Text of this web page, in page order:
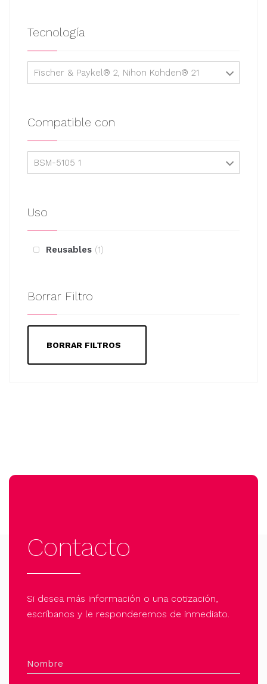
Tecnología
Fischer & Paykel® 2, Nihon Kohden® 21
Compatible con
BSM-5105 1
Uso
Reusables 1
Borrar Filtro
BORRAR FILTROS
Contacto
Si desea más información o una cotización,
escríbanos y le responderemos de inmediato.
Nombre